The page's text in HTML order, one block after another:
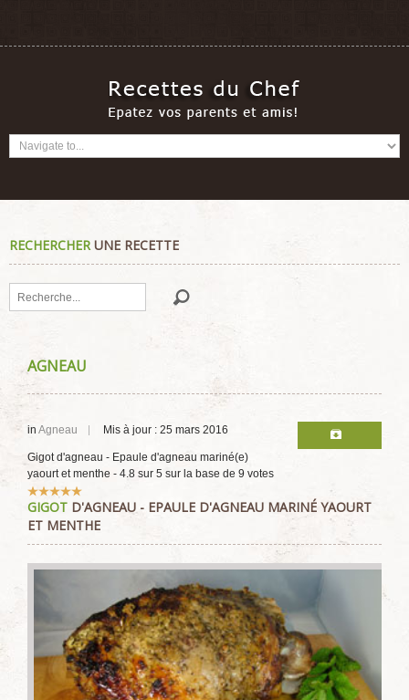
RECHERCHERUNE RECETTE
Rechercher
AGNEAU
in Agneau Mis à jour : 25 mars 2016
Gigot d'agneau - Epaule d'agneau mariné(e)
yaourt et menthe - 4.8 sur 5 sur la base de 9 votes
Vote
utilisateur:5/5
GIGOT D'AGNEAU - EPAULE D'AGNEAU MARINÉ YAOURT
ET MENTHE